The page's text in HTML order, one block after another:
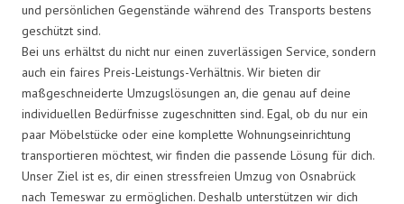
und persönlichen Gegenstände während des Transports bestens
geschützt sind.
Bei uns erhältst du nicht nur einen zuverlässigen Service, sondern
auch ein faires Preis-Leistungs-Verhältnis. Wir bieten dir
maßgeschneiderte Umzugslösungen an, die genau auf deine
individuellen Bedürfnisse zugeschnitten sind. Egal, ob du nur ein
paar Möbelstücke oder eine komplette Wohnungseinrichtung
transportieren möchtest, wir finden die passende Lösung für dich.
Unser Ziel ist es, dir einen stressfreien Umzug von Osnabrück
nach Temeswar zu ermöglichen. Deshalb unterstützen wir dich